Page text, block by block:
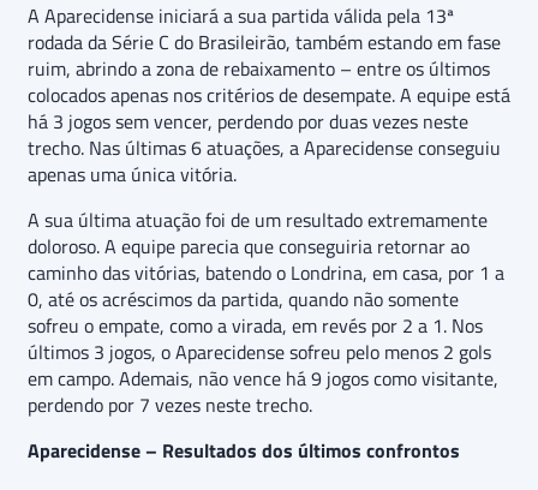
A Aparecidense iniciará a sua partida válida pela 13ª
rodada da Série C do Brasileirão, também estando em fase
ruim, abrindo a zona de rebaixamento – entre os últimos
colocados apenas nos critérios de desempate. A equipe está
há 3 jogos sem vencer, perdendo por duas vezes neste
trecho. Nas últimas 6 atuações, a Aparecidense conseguiu
apenas uma única vitória.
A sua última atuação foi de um resultado extremamente
doloroso. A equipe parecia que conseguiria retornar ao
caminho das vitórias, batendo o Londrina, em casa, por 1 a
0, até os acréscimos da partida, quando não somente
sofreu o empate, como a virada, em revés por 2 a 1. Nos
últimos 3 jogos, o Aparecidense sofreu pelo menos 2 gols
em campo. Ademais, não vence há 9 jogos como visitante,
perdendo por 7 vezes neste trecho.
Aparecidense – Resultados dos últimos confrontos